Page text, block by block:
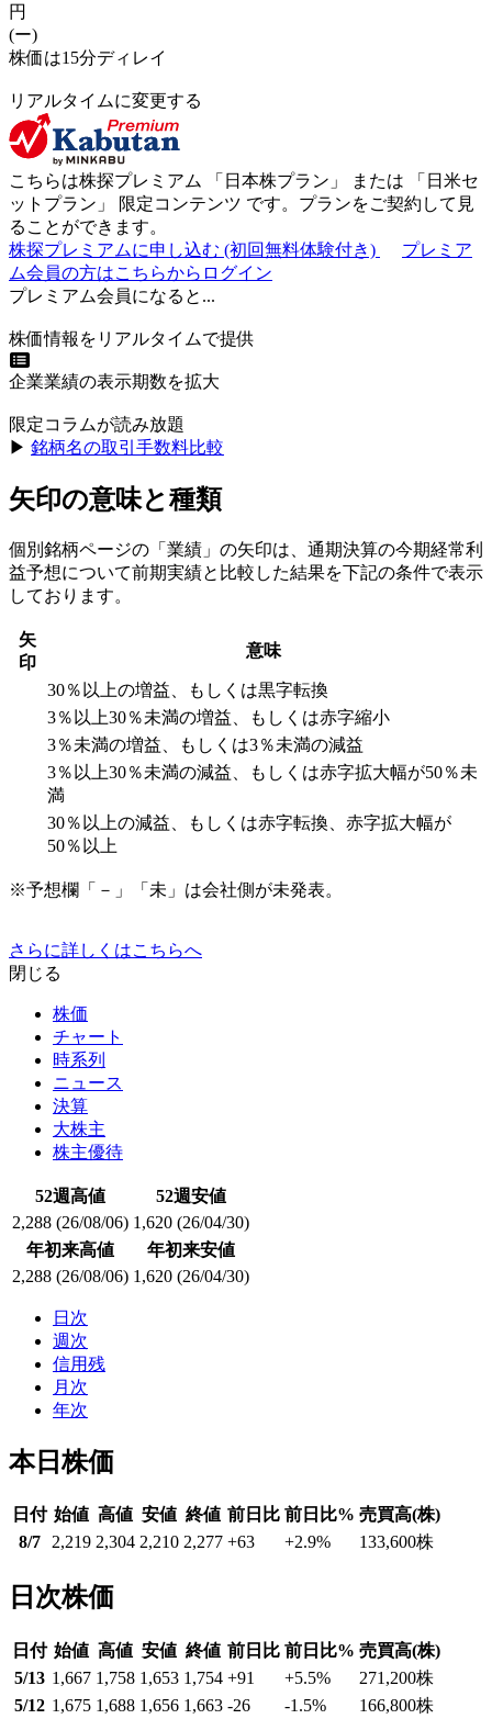
円
(ー)
株価は15分ディレイ
リアルタイムに変更する
こちらは株探プレミアム 「 日本株プラン 」 または 「 日米セ
ットプラン 」 限定コンテンツ です。プランをご契約して見
ることができます。
株探プレミアムに申し込む (初回無料体験付き)
プレミア
ム会員の方はこちらからログイン
プレミアム会員になると...
株価情報をリアルタイムで提供
企業業績の表示期数を拡大
限定コラムが読み放題
▶︎ 銘柄名の取引手数料比較
矢印の意味と種類
個別銘柄ページの「業績」の矢印は、通期決算の今期経常利
益予想について前期実績と比較した結果を下記の条件で表示
しております。
矢
印
意味
30％以上の増益、もしくは黒字転換
3％以上30％未満の増益、もしくは赤字縮小
3％未満の増益、もしくは3％未満の減益
3％以上30％未満の減益、もしくは赤字拡大幅が50％未
満
30％以上の減益、もしくは赤字転換、赤字拡大幅が
50％以上
※予想欄「－」「未」は会社側が未発表。
さらに詳しくはこちらへ
閉じる
株価
チャート
時系列
ニュース
決算
大株主
株主優待
52週高値
52週安値
2,288 (26/08/06) 1,620 (26/04/30)
年初来高値
年初来安値
2,288 (26/08/06) 1,620 (26/04/30)
日次
週次
信用残
月次
年次
本日株価
日付 始値 高値 安値 終値 前日比 前日比% 売買高(株)
8/7 2,219 2,304 2,210 2,277 +63 +2.9% 133,600株
日次株価
日付 始値 高値 安値 終値 前日比 前日比% 売買高(株)
5/13 1,667 1,758 1,653 1,754 +91 +5.5% 271,200株
5/12 1,675 1,688 1,656 1,663 -26 -1.5% 166,800株